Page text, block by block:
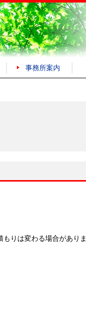
事務所案内
りは変わる場合がありま